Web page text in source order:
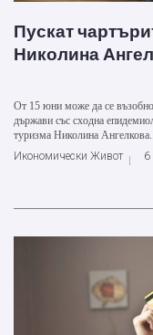
Пускат
Николина
От 15 юни може да се
държави със сходна
туризма Николина
Икономически Живот
6